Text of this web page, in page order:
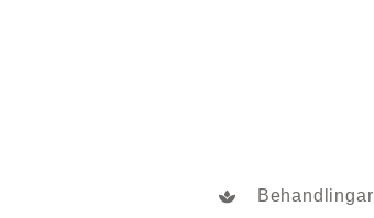
Behandlingar